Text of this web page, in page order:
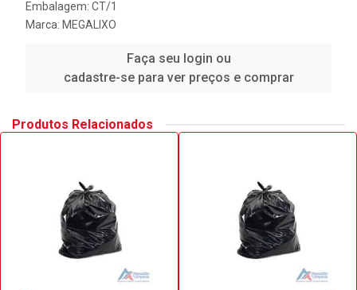
Embalagem: CT/1
Marca: MEGALIXO
Faça seu login ou
cadastre-se para ver preços e comprar
Produtos Relacionados